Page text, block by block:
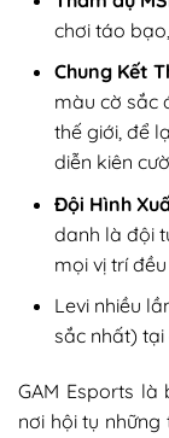
chơi táo
Chung Kết
màu cờ sắc
thế giới, để
diễn kiên
Đội Hình
danh là đội
mọi vị trí
Levi nhiều
sắc nhất) tại
GAM Esports là
nơi hội tụ